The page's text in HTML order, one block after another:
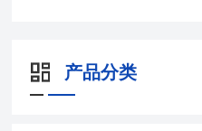
产品分类